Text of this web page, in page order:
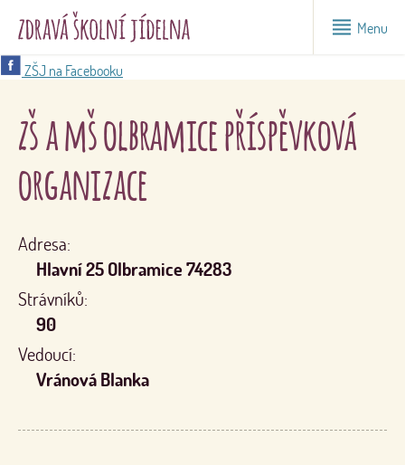
Menu
ZŠJ na Facebooku
zš a mš olbramice příspěvková
organizace
Adresa:
Hlavní 25 Olbramice 74283
Strávníků:
90
Vedoucí:
Vránová Blanka